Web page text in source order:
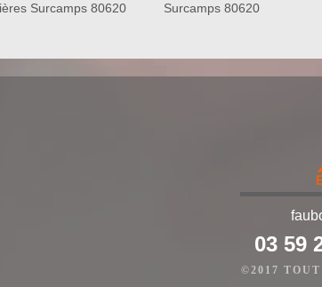
environs. Nous entendons par là que vous pouvez
que vous avez prévu pour réaliser vos travaux de
Surcamps 80620
Surcamps 80620
03 59
©2017